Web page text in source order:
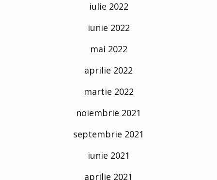
iulie 2022
iunie 2022
mai 2022
aprilie 2022
martie 2022
noiembrie 2021
septembrie 2021
iunie 2021
aprilie 2021